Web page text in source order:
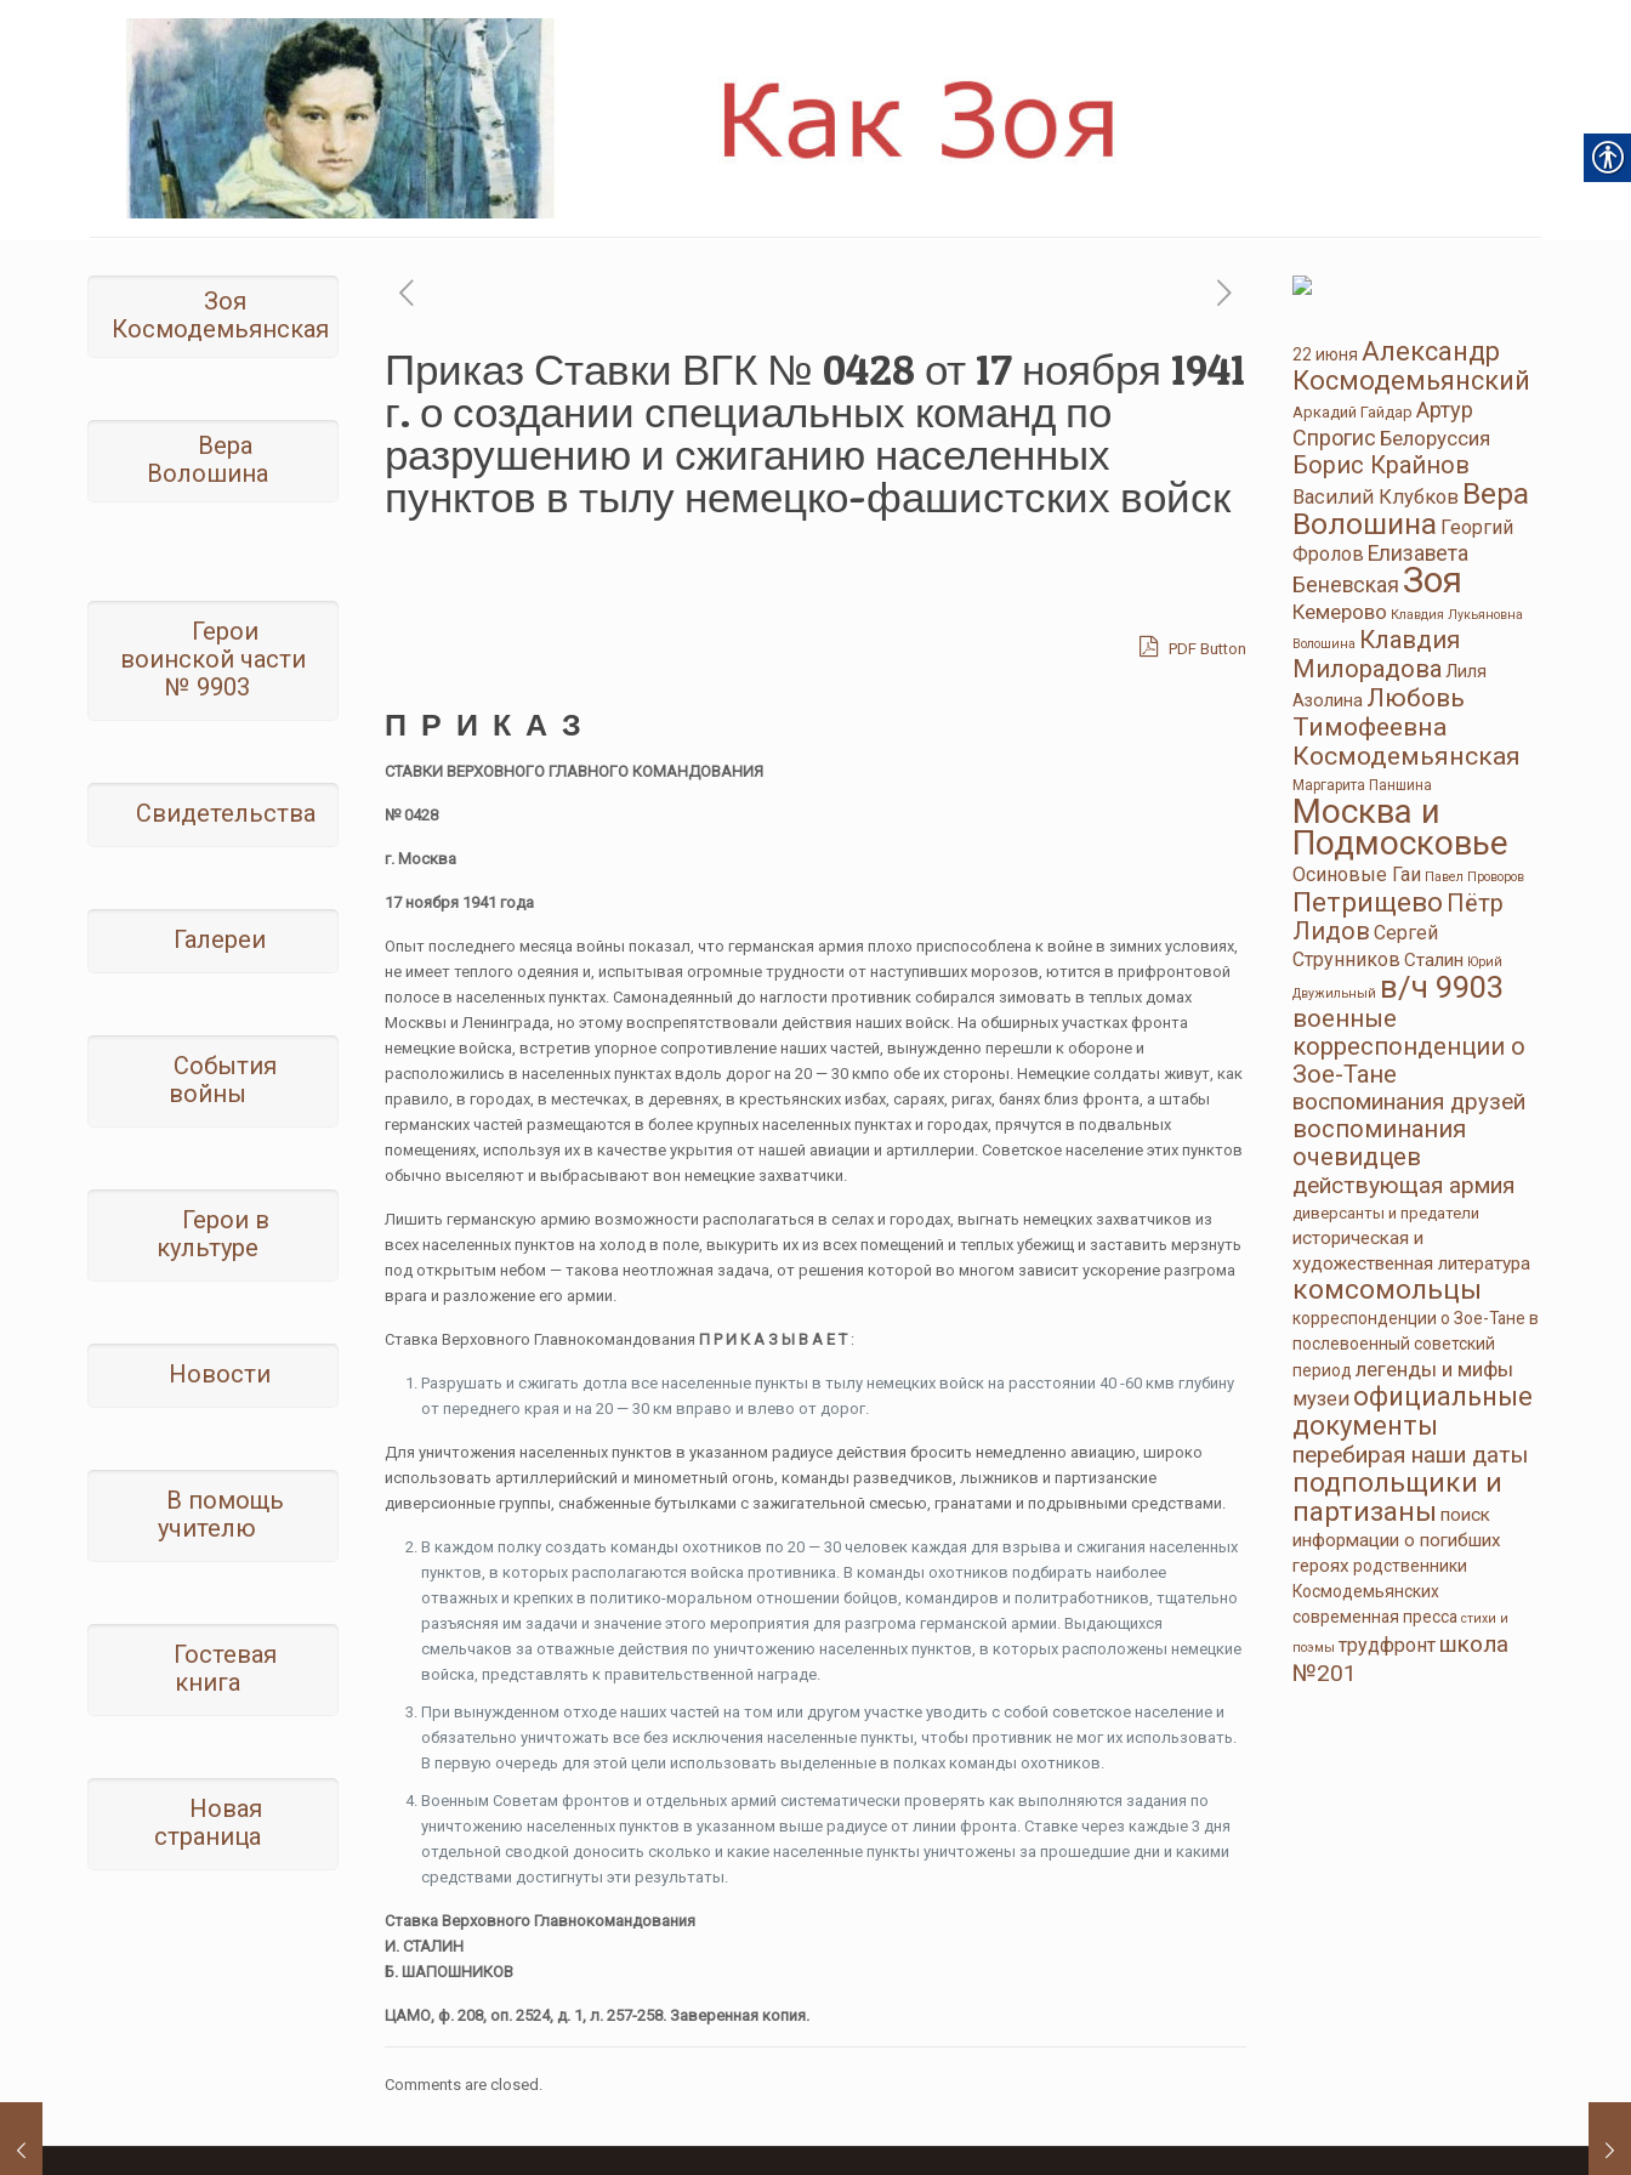
Приказ Ставки ВГК № 0428 от 17 ноября 1941
г. о создании специальных команд по
разрушению и сжиганию населенных
пунктов в тылу немецко-фашистских войск
PDF Button
П Р И К А З
СТАВКИ ВЕРХОВНОГО ГЛАВНОГО КОМАНДОВАНИЯ
№ 0428
г. Москва
17 ноября 1941 года
Опыт последнего месяца войны показал, что германская армия плохо приспособлена к войне в зимних условиях,
не имеет теплого одеяния и, испытывая огромные трудности от наступивших морозов, ютится в прифронтовой
полосе в населенных пунктах. Самонадеянный до наглости противник собирался зимовать в теплых домах
Москвы и Ленинграда, но этому воспрепятствовали действия наших войск. На обширных участках фронта
немецкие войска, встретив упорное сопротивление наших частей, вынужденно перешли к обороне и
расположились в населенных пунктах вдоль дорог на 20 — 30 кмпо обе их стороны. Немецкие солдаты живут, как
правило, в городах, в местечках, в деревнях, в крестьянских избах, сараях, ригах, банях близ фронта, а штабы
германских частей размещаются в более крупных населенных пунктах и городах, прячутся в подвальных
помещениях, используя их в качестве укрытия от нашей авиации и артиллерии. Советское население этих пунктов
обычно выселяют и выбрасывают вон немецкие захватчики.
Лишить германскую армию возможности располагаться в селах и городах, выгнать немецких захватчиков из
всех населенных пунктов на холод в поле, выкурить их из всех помещений и теплых убежищ и заставить мерзнуть
под открытым небом — такова неотложная задача, от решения которой во многом зависит ускорение разгрома
врага и разложение его армии.
Ставка Верховного Главнокомандования П Р И К А З Ы В А Е Т :
Разрушать и сжигать дотла все населенные пункты в тылу немецких войск на расстоянии 40 -60 кмв глубину
от переднего края и на 20 — 30 км вправо и влево от дорог.
Для уничтожения населенных пунктов в указанном радиусе действия бросить немедленно авиацию, широко
использовать артиллерийский и минометный огонь, команды разведчиков, лыжников и партизанские
диверсионные группы, снабженные бутылками с зажигательной смесью, гранатами и подрывными средствами.
В каждом полку создать команды охотников по 20 — 30 человек каждая для взрыва и сжигания населенных
пунктов, в которых располагаются войска противника. В команды охотников подбирать наиболее
отважных и крепких в политико-моральном отношении бойцов, командиров и политработников, тщательно
разъясняя им задачи и значение этого мероприятия для разгрома германской армии. Выдающихся
смельчаков за отважные действия по уничтожению населенных пунктов, в которых расположены немецкие
войска, представлять к правительственной награде.
При вынужденном отходе наших частей на том или другом участке уводить с собой советское население и
обязательно уничтожать все без исключения населенные пункты, чтобы противник не мог их использовать.
В первую очередь для этой цели использовать выделенные в полках команды охотников.
Военным Советам фронтов и отдельных армий систематически проверять как выполняются задания по
уничтожению населенных пунктов в указанном выше радиусе от линии фронта. Ставке через каждые 3 дня
отдельной сводкой доносить сколько и какие населенные пункты уничтожены за прошедшие дни и какими
средствами достигнуты эти результаты.
Ставка Верховного Главнокомандования
И. СТАЛИН
Б. ШАПОШНИКОВ
ЦАМО, ф. 208, оп. 2524, д. 1, л. 257-258. Заверенная копия.
Comments are closed.
Зоя
Космодемьянская
Вера
Волошина
Герои
воинской части
№ 9903
Свидетельства
Галереи
События
войны
Герои в
культуре
Новости
В помощь
учителю
Гостевая
книга
Новая
страница
22 июня Александр
Космодемьянский
Аркадий Гайдар Артур
Спрогис Белоруссия
Борис Крайнов
Василий Клубков Вера
Волошина Георгий
Фролов Елизавета
Беневская Зоя
Кемерово Клавдия Лукьяновна
Волошина Клавдия
МилорадоваЛиля
Азолина Любовь
Тимофеевна
Космодемьянская
Маргарита Паншина
Москва и
Подмосковье
Осиновые Гаи Павел Проворов
Петрищево Пётр
Лидов Сергей
Струнников Сталин Юрий
Двужильный в/ч 9903
военные
корреспонденции о
Зое-Тане
воспоминания друзей
воспоминания
очевидцев
действующая армия
диверсанты и предатели
историческая и
художественная литература
комсомольцы
корреспонденции о Зое-Тане в
послевоенный советский
период легенды и мифы
музеи официальные
документы
перебирая наши даты
подпольщики и
партизаны поиск
информации о погибших
героях родственники
Космодемьянских
современная пресса стихи и
поэмы трудфронт школа
№201